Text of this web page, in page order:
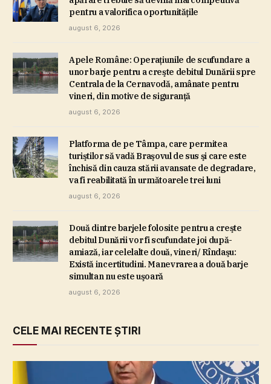
pentru a valorifica oportunităţile
august 6, 2026
Apele Române: Operaţiunile de scufundare a
unor barje pentru a creşte debitul Dunării spre
Centrala de la Cernavodă, amânate pentru
vineri, din motive de siguranţă
august 6, 2026
Platforma de pe Tâmpa, care permitea
turiştilor să vadă Braşovul de sus şi care este
închisă din cauza stării avansate de degradare,
va fi reabilitată în următoarele trei luni
august 6, 2026
Două dintre barjele folosite pentru a creşte
debitul Dunării vor fi scufundate joi după-
amiază, iar celelalte două, vineri/ Rîndaşu:
Există incertitudini. Manevrarea a două barje
simultan nu este uşoară
august 6, 2026
CELE MAI RECENTE ȘTIRI